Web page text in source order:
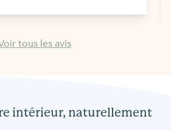
tous les avis
intérieur, naturellement